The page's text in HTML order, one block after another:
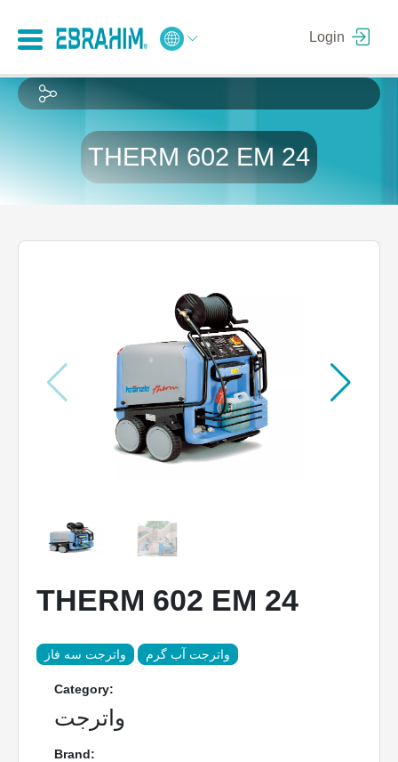
Login
THERM 602 EM 24
THERM 602 EM 24
واترجت سه فاز واترجت آب گرم
Category:
واترجت
Brand: